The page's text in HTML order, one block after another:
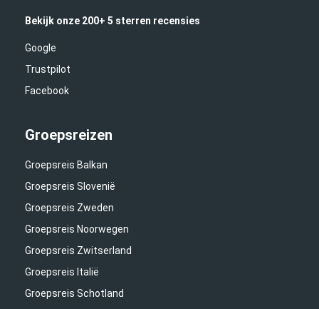
Bekijk onze 200+ 5 sterren recensies
Google
Trustpilot
Facebook
Groepsreizen
Groepsreis Balkan
Groepsreis Slovenië
Groepsreis Zweden
Groepsreis Noorwegen
Groepsreis Zwitserland
Groepsreis Italië
Groepsreis Schotland